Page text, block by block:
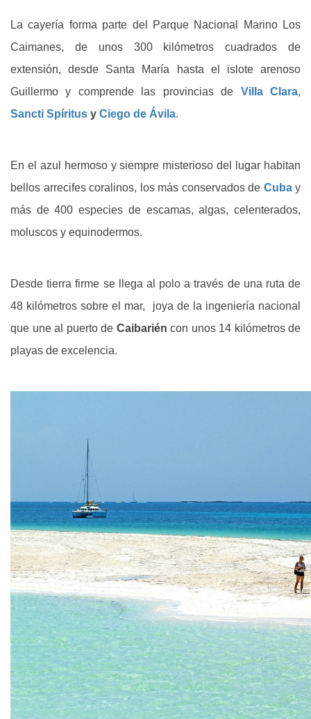
La cayería forma parte del Parque Nacional Marino Los
Caimanes, de unos 300 kilómetros cuadrados de
extensión, desde Santa María hasta el islote arenoso
Guillermo y comprende las provincias de Villa Clara,
Sancti Spíritus y Ciego de Ávila.
En el azul hermoso y siempre misterioso del lugar habitan
bellos arrecifes coralinos, los más conservados de Cubay
más de 400 especies de escamas, algas, celenterados,
moluscos y equinodermos.
Desde tierra firme se llega al polo a través de una ruta de
48 kilómetros sobre el mar, joya de la ingeniería nacional
que une al puerto de Caibarién con unos 14 kilómetros de
playas de excelencia.